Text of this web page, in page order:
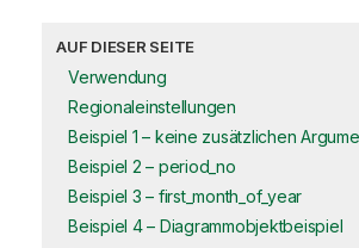
AUF DIESER SEITE
Verwendung
Regionaleinstellungen
Beispiel 1 – keine zusätzlichen
Beispiel 2 – period_no
Beispiel 3 – first_month_of_year
Beispiel 4 – Diagrammobjektbeispiel